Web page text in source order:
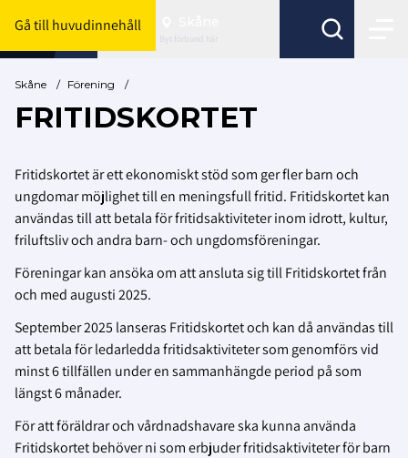
Gå till huvudinnehåll
Byt förbund här
Skåne / Förening /
FRITIDSKORTET
Fritidskortet är ett ekonomiskt stöd som ger fler barn och
ungdomar möjlighet till en meningsfull fritid. Fritidskortet kan
användas till att betala för fritidsaktiviteter inom idrott, kultur,
friluftsliv och andra barn- och ungdomsföreningar.
Föreningar kan ansöka om att ansluta sig till Fritidskortet från
och med augusti 2025.
September 2025 lanseras Fritidskortet och kan då användas till
att betala för ledarledda fritidsaktiviteter som genomförs vid
minst 6 tillfällen under en sammanhängde period på som
längst 6 månader.
För att föräldrar och vårdnadshavare ska kunna använda
Fritidskortet behöver ni som erbjuder fritidsaktiviteter för barn